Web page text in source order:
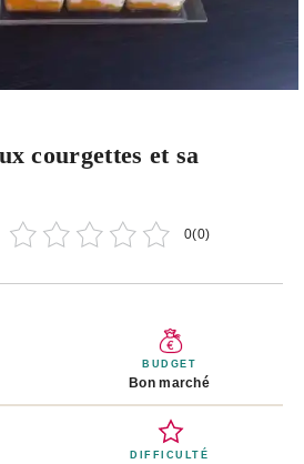
courgettes et sa
0(0)
BUDGET
Bon marché
DIFFICULTÉ